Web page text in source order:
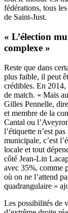
fédérations, tous
de Saint-Just.
« L’élection
complexe »
Reste que dans
plus faible, il peut
crédibles. En
de match. « Mais
Gilles Pennelle,
et membre de la
Cantal ou
l’étiquette n’est
municipale, c’est
locale et tout
côté Jean-Lin
avec 35%, comme
où on ne l’attend
quadrangulaire »
Les possibilités de